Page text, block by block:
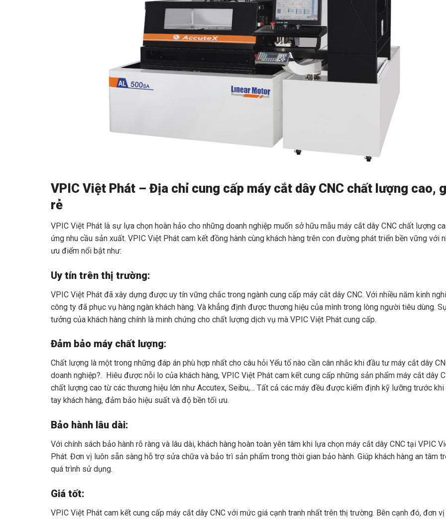
VPIC Việt Phát – Địa chỉ cung cấp máy cắt dây CNC chất lượng cao,
rẻ
VPIC Việt Phát là sự lựa chọn hoàn hảo cho những doanh nghiệp muốn sở hữu mẫu máy cắt dây CNC chất lượng
ứng nhu cầu sản xuất. VPIC Việt Phát cam kết đồng hành cùng khách hàng trên con đường phát triển bền vững với
ưu điểm nổi bật như:
Uy tín trên thị trường:
VPIC Việt Phát đã xây dựng được uy tín vững chắc trong ngành cung cấp máy cắt dây CNC. Với nhiều năm kinh
công ty đã phục vụ hàng ngàn khách hàng. Và khẳng định được thương hiệu của mình trong lòng người tiêu dùng.
tưởng của khách hàng chính là minh chứng cho chất lượng dịch vụ mà VPIC Việt Phát cung cấp.
Đảm bảo máy chất lượng:
Chất lượng là một trong những đáp án phù hợp nhất cho câu hỏi Yếu tố nào cần cân nhắc khi đầu tư máy cắt dây
doanh nghiệp?. Hiêu được nỗi lo của khách hàng, VPIC Việt Phát cam kết cung cấp những sản phẩm máy cắt dây
chất lượng cao từ các thương hiệu lớn như Accutex, Seibu,… Tất cả các máy đều được kiểm định kỹ lưỡng trước khi
tay khách hàng, đảm bảo hiệu suất và độ bền tối ưu.
Bảo hành lâu dài:
Với chính sách bảo hành rõ ràng và lâu dài, khách hàng hoàn toàn yên tâm khi lựa chọn máy cắt dây CNC tại VPIC
Phát. Đơn vị luôn sẵn sàng hỗ trợ sửa chữa và bảo trì sản phẩm trong thời gian bảo hành. Giúp khách hàng an tâm
quá trình sử dụng.
Giá tốt:
VPIC Việt Phát cam kết cung cấp máy cắt dây CNC với mức giá cạnh tranh nhất trên thị trường. Bên cạnh đó, đơn